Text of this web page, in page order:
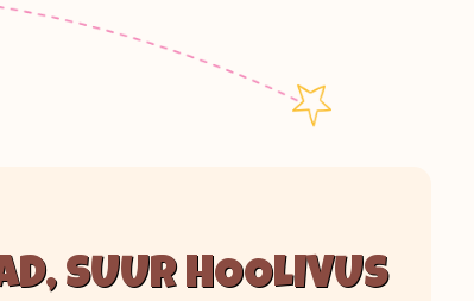
SUUR HOOLIVUS